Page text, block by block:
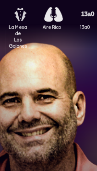
La Mesa
de
Los
Galanes
Aire Rico 13a0